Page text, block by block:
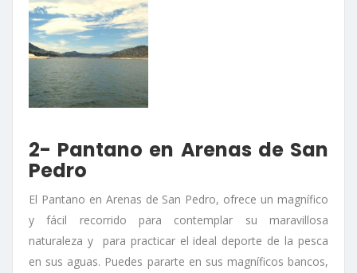
2- Pantano en Arenas de San
Pedro
El Pantano en Arenas de San Pedro, ofrece un magnífico
y fácil recorrido para contemplar su maravillosa
naturaleza y para practicar el ideal deporte de la pesca
en sus aguas. Puedes pararte en sus magníficos bancos,